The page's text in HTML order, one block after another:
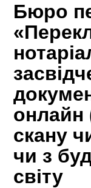
Бюро
онлайн
скану
чи з
світу